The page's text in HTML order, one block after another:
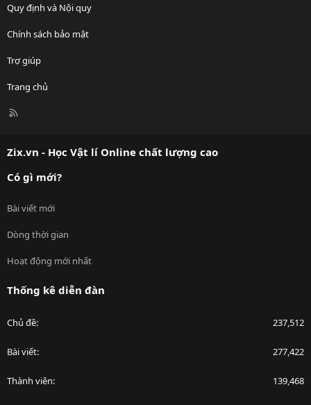
Quy định và Nội quy
Chính sách bảo mật
Trợ giúp
Trang chủ
R
Zix.vn - Học Vật lí Online chất lượng cao
Có gì mới?
Bài viết mới
Dòng thời gian
Hoạt động mới nhất
Thống kê diễn đàn
Chủ đề 237,512
Bài viết 277,422
Thành viên 139,468